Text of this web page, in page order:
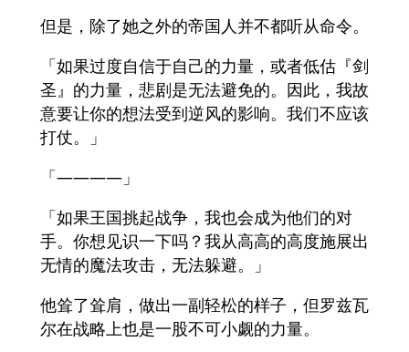
但是，除了她之外的帝国人并不都听从命令。
「如果过度自信于自己的力量，或者低估『剑
圣』的力量，悲剧是无法避免的。因此，我故
意要让你的想法受到逆风的影响。我们不应该
打仗。」
「――――」
「如果王国挑起战争，我也会成为他们的对
手。你想见识一下吗？我从高高的高度施展出
无情的魔法攻击，无法躲避。」
他耸了耸肩，做出一副轻松的样子，但罗兹瓦
尔在战略上也是一股不可小觑的力量。